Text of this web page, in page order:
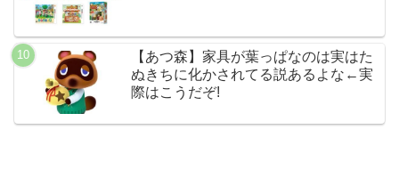
【あつ森】家具が葉っぱなのは実はた
ぬきちに化かされてる説あるよな←実
際はこうだぞ!